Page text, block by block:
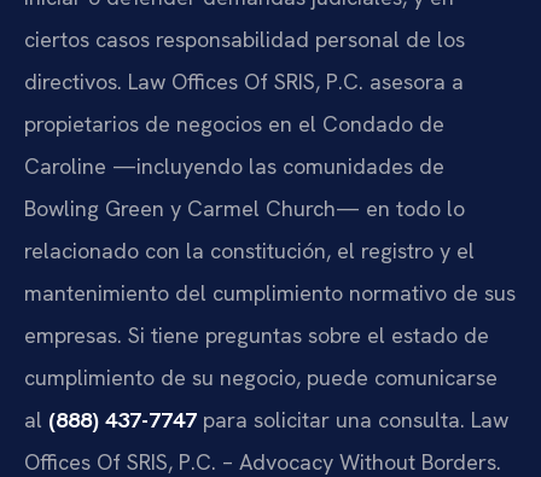
ciertos casos responsabilidad personal de los
directivos. Law Offices Of SRIS, P.C. asesora a
propietarios de negocios en el Condado de
Caroline —incluyendo las comunidades de
Bowling Green y Carmel Church— en todo lo
relacionado con la constitución, el registro y el
mantenimiento del cumplimiento normativo de sus
empresas. Si tiene preguntas sobre el estado de
cumplimiento de su negocio, puede comunicarse
al (888) 437-7747 para solicitar una consulta. Law
Offices Of SRIS, P.C. – Advocacy Without Borders.